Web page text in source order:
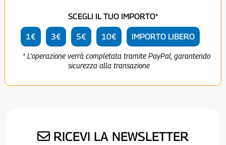
SCEGLI IL TUO IMPORTO*
1€ 3€ 5€ 10€ IMPORTO LIBERO
* L'operazione verrà completata tramite PayPal, garantendo
sicurezza alla transazione
RICEVI LA NEWSLETTER